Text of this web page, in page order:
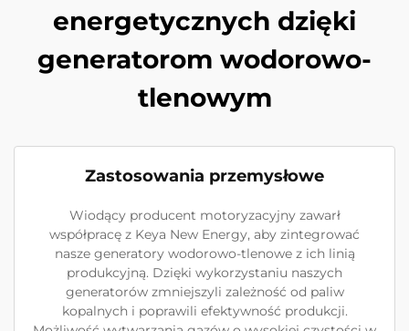
energetycznych dzięki
generatorom wodorowo-
tlenowym
Zastosowania przemysłowe
Wiodący producent motoryzacyjny zawarł
współpracę z Keya New Energy, aby zintegrować
nasze generatory wodorowo-tlenowe z ich linią
produkcyjną. Dzięki wykorzystaniu naszych
generatorów zmniejszyli zależność od paliw
kopalnych i poprawili efektywność produkcji.